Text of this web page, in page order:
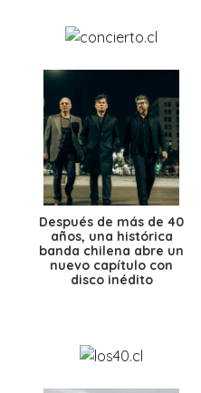
Después de más de 40
años, una histórica
banda chilena abre un
nuevo capítulo con
disco inédito